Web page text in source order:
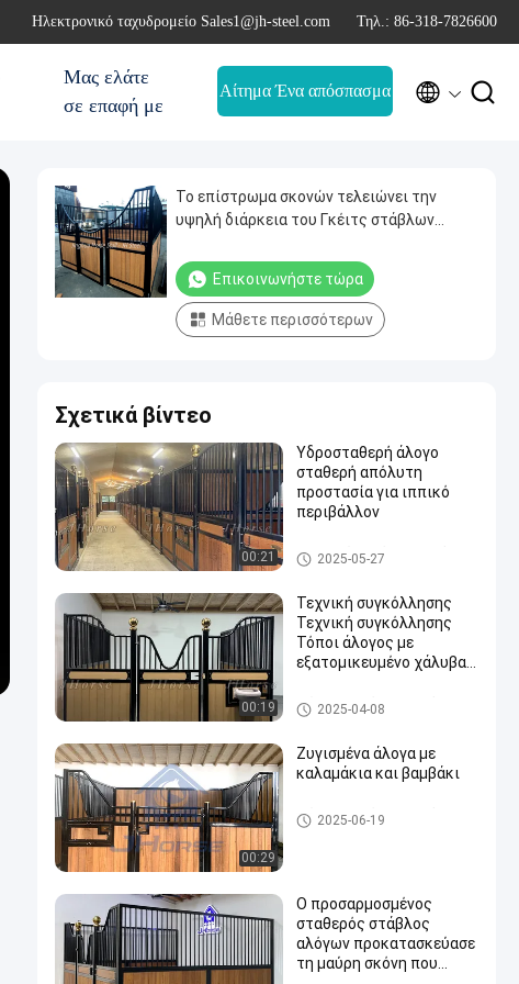
Ηλεκτρονικό ταχυδρομείο Sales1@jh-steel.com Τηλ.: 86-318-7826600
Μας ελάτε
σε επαφή με
Αίτημα Ένα απόσπασμα  
Το επίστρωμα σκονών τελειώνει την
υψηλή διάρκεια του Γκέιτς στάβλων
αλόγων
Επικοινωνήστε τώρα
Μάθετε περισσότερων
Σχετικά βίντεο
00:21
Υδροσταθερή άλογο
σταθερή απόλυτη
προστασία για ιππικό
περιβάλλον
Επιτροπές στάβλων αλόγων
2025-05-27
00:19
Τεχνική συγκόλλησης
Τεχνική συγκόλλησης
Τόποι άλογος με
εξατομικευμένο χάλυβα
Μέτωπα στάβλων αλόγων
2025-04-08
00:29
Ζυγισμένα άλογα με
καλαμάκια και βαμβάκι
Μέτωπα στάβλων αλόγων
2025-06-19
Ο προσαρμοσμένος
σταθερός στάβλος
αλόγων προκατασκεύασε
τη μαύρη σκόνη που